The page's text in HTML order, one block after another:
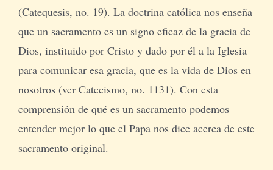
(Catequesis, no. 19). La doctrina católica nos enseña
que un sacramento es un signo eficaz de la gracia de
Dios, instituido por Cristo y dado por él a la Iglesia
para comunicar esa gracia, que es la vida de Dios en
nosotros (ver Catecismo, no. 1131). Con esta
comprensión de qué es un sacramento podemos
entender mejor lo que el Papa nos dice acerca de este
sacramento original.